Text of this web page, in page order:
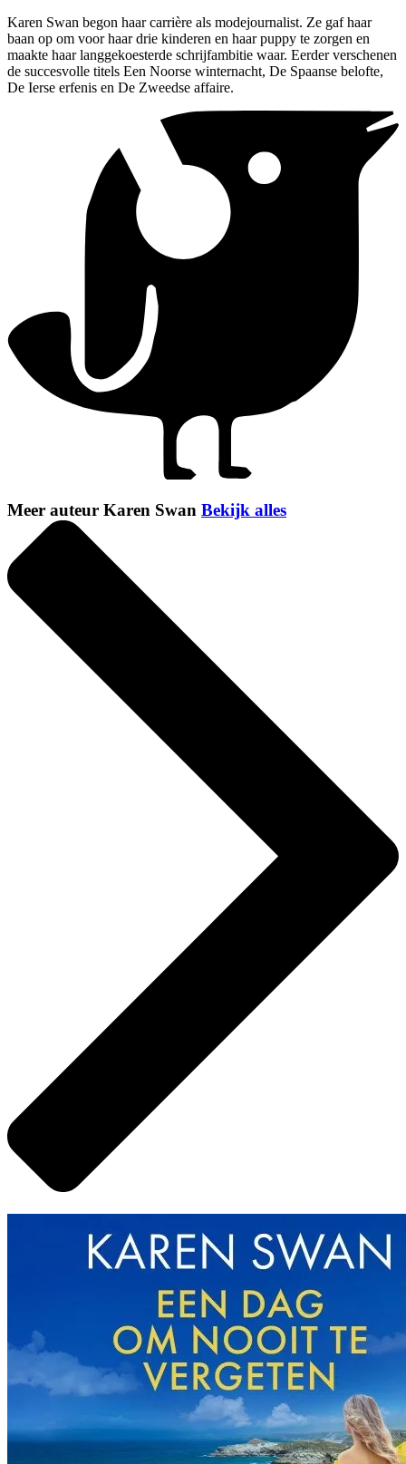
Karen Swan begon haar carrière als modejournalist. Ze gaf haar
baan op om voor haar drie kinderen en haar puppy te zorgen en
maakte haar langgekoesterde schrijfambitie waar. Eerder verschenen
de succesvolle titels Een Noorse winternacht, De Spaanse belofte,
De Ierse erfenis en De Zweedse affaire.
Meer auteur Karen Swan Bekijk alles